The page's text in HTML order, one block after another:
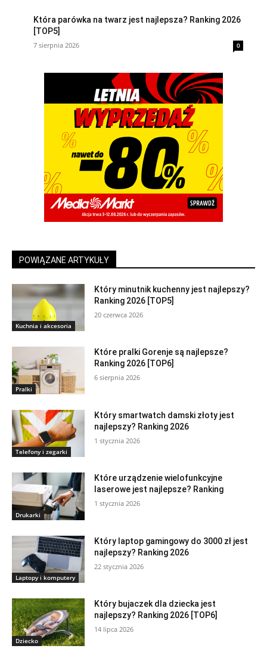
Która parówka na twarz jest najlepsza? Ranking 2026
[TOP5]
7 sierpnia 2026 0
POWIĄZANE ARTYKUŁY
Kuchnia i akcesoria
Który minutnik kuchenny jest najlepszy?
Ranking 2026 [TOP5]
20 czerwca 2026
Pralki
Które pralki Gorenje są najlepsze?
Ranking 2026 [TOP6]
6 sierpnia 2026
Telefony i zegarki
Który smartwatch damski złoty jest
najlepszy? Ranking 2026
1 stycznia 2026
Drukarki
Które urządzenie wielofunkcyjne
laserowe jest najlepsze? Ranking
1 stycznia 2026
Laptopy i komputery
Który laptop gamingowy do 3000 zł jest
najlepszy? Ranking 2026
22 stycznia 2026
Dziecko
Który bujaczek dla dziecka jest
najlepszy? Ranking 2026 [TOP6]
14 lipca 2026